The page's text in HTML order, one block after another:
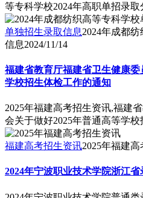
等专科学校2024年高职单招录取
单独招生录取信息2024年成都
信息2024/11/14
福建省教育厅福建省卫生健康
学校招生体检工作的通知
2025年福建高考招生资讯,福建
会关于做好2025年普通高等学
福建高考招生资讯2025年福建
2024年宁波职业技术学院浙江